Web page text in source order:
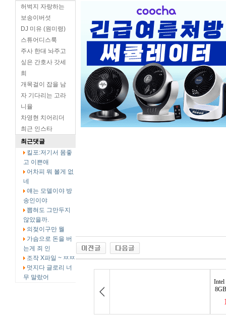
허벅지 자랑하는
보송이버섯
DJ 미유 (원미령)
스튜어디스룩
주사 한대 놔주고
싶은 간호사 갓세
희
개목걸이 잡을 남
자 기다리는 고라
니율
차영현 치어리더
최근 인스타
최근댓글
킬포:저기서 몸좋
고 이쁜애
어차피 뭐 볼게 없
네
얘는 모델이야 방
송인이야
뽑혀도 그만두지
않았을까.
의젖이구만 뭘
가슴으로 돈을 버
는게 죄 인
조작 X파일 ~ ㅉㅉ
멋지다 글로리 너
무 말랐어